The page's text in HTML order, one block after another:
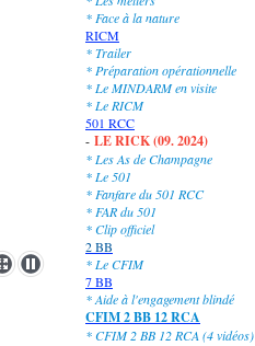
* Face à la nature
RICM
* Trailer
* Préparation opérationnelle
* Le MINDARM en visite
* Le RICM
501 RCC
- LE RICK (09. 2024)
* Les As de Champagne
* Le 501
* Fanfare du 501 RCC
* FAR du 501
* Clip officiel
2 BB
* Le CFIM
7 BB
* Aide à l'engagement blindé
CFIM 2 BB 12 RCA
* CFIM 2 BB 12 RCA (4 vidéos)